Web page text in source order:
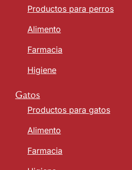
Productos para perros
Alimento
Farmacia
Higiene
Gatos
Productos para gatos
Alimento
Farmacia